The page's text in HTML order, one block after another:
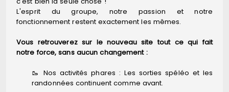
L'esprit du groupe, notre passion et notre
fonctionnement restent exactement les mêmes.
Vous retrouverez sur le nouveau site tout ce qui fait
notre force, sans aucun changement :
🥾 Nos activités phares : Les sorties spéléo et les
randonnées continuent comme avant.